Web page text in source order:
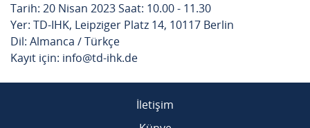
Tarih: 20 Nisan 2023 Saat: 10.00 - 11.30
Yer: TD-IHK, Leipziger Platz 14, 10117 Berlin
Dil: Almanca / Türkçe
Kayıt için: info@td-ihk.de
İletişim